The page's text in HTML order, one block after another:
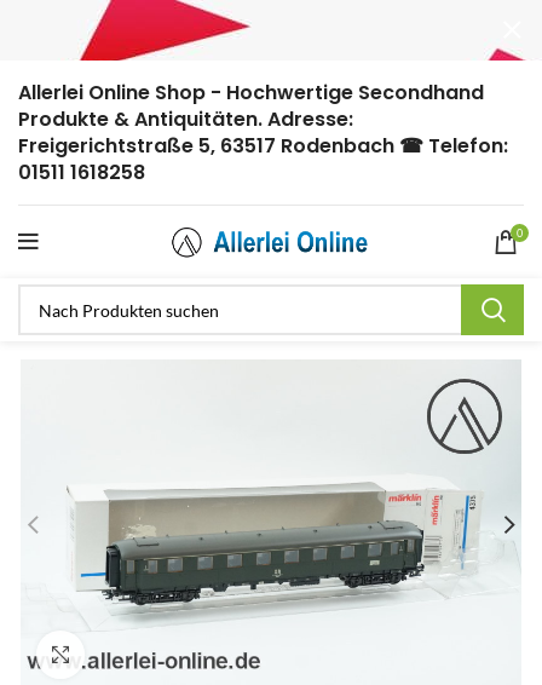
Allerlei Online Shop - Hochwertige Secondhand
Produkte & Antiquitäten. Adresse:
Freigerichtstraße 5, 63517 Rodenbach ☎ Telefon:
01511 1618258
0
Zum Vergrößern anklicken